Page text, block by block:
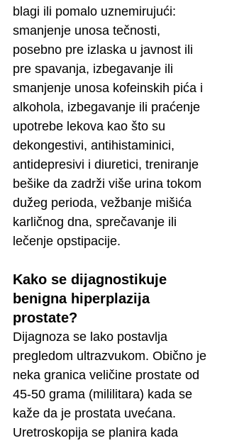
blagi ili pomalo uznemirujući:
smanjenje unosa tečnosti,
posebno pre izlaska u javnost ili
pre spavanja, izbegavanje ili
smanjenje unosa kofeinskih pića i
alkohola, izbegavanje ili praćenje
upotrebe lekova kao što su
dekongestivi, antihistaminici,
antidepresivi i diuretici, treniranje
bešike da zadrži više urina tokom
dužeg perioda, vežbanje mišića
karličnog dna, sprečavanje ili
lečenje opstipacije.
Kako se dijagnostikuje
benigna hiperplazija
prostate?
Dijagnoza se lako postavlja
pregledom ultrazvukom. Obično je
neka granica veličine prostate od
45-50 grama (mililitara) kada se
kaže da je prostata uvećana.
Uretroskopija se planira kada